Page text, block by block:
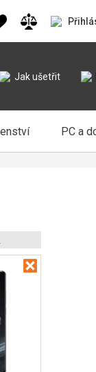
Jak ušetřit
PC a